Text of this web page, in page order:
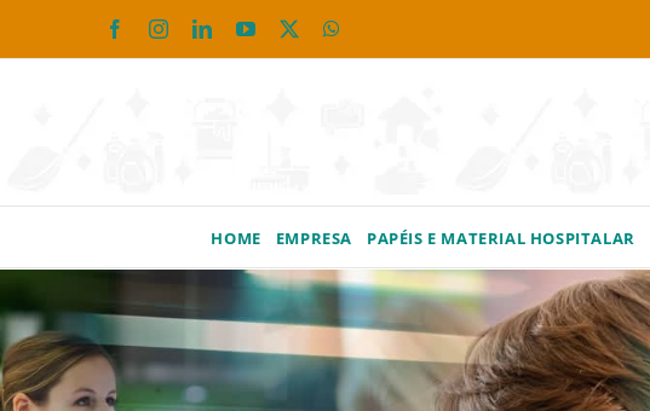
o
FacebookInstagramLinkedInYouTube
HOME EMPRESA PAPÉIS E MATERIAL HOSPITALAR